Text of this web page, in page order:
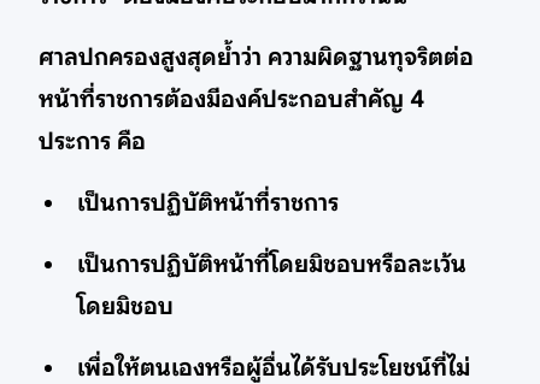
ศาลปกครองสูงสุดย้ำว่า ความผิดฐานทุจริตต่อ
หน้าที่ราชการต้องมีองค์ประกอบสำคัญ 4
ประการ คือ
เป็นการปฏิบัติหน้าที่ราชการ
เป็นการปฏิบัติหน้าที่โดยมิชอบหรือละเว้น
โดยมิชอบ
เพื่อให้ตนเองหรือผู้อื่นได้รับประโยชน์ที่ไม่